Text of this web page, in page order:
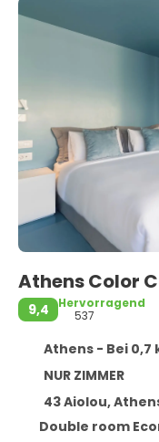
Athens Color
9,4
Hervorragend
537
Athens - Bei
NUR ZIMMER
43 Aiolou,
Double room